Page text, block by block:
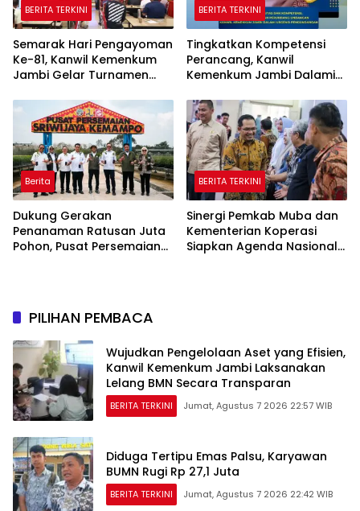
BERITA TERKINI
Semarak Hari Pengayoman
Ke-81, Kanwil Kemenkum
Jambi Gelar Turnamen
BERITA TERKINI
Tingkatkan Kompetensi
Perancang, Kanwil
Kemenkum Jambi Dalami
Peraturan Perundang-
undangan
Berita
Dukung Gerakan
Penanaman Ratusan Juta
Pohon, Pusat Persemaian
BERITA TERKINI
Sinergi Pemkab Muba dan
Kementerian Koperasi
Siapkan Agenda Nasional
PILIHAN PEMBACA
Wujudkan Pengelolaan Aset yang Efisien,
Kanwil Kemenkum Jambi Laksanakan
Lelang BMN Secara Transparan
BERITA TERKINI Jumat, Agustus 7 2026 22:57 WIB
Diduga Tertipu Emas Palsu, Karyawan
BUMN Rugi Rp 27,1 Juta
BERITA TERKINI Jumat, Agustus 7 2026 22:42 WIB